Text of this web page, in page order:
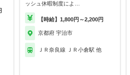
ッシュ休暇制度によ…
【時給】1,800円～2,200円
京都府 宇治市
ＪＲ奈良線 ＪＲ小倉駅 他